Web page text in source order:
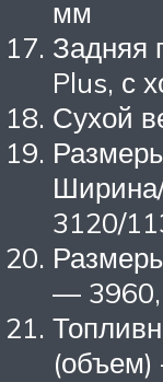
мм
Задняя
Plus, с
Сухой
3120/
—